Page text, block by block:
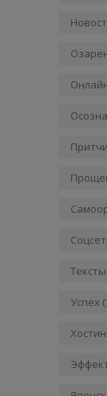
Притчи
Тексты
Успех